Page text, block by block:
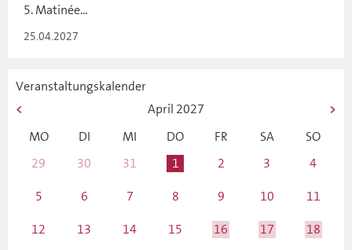
5. Matinée...
25.04.2027
Veranstaltungskalender
April 2027
MO
DI MI DO FR SA
SO
29
30 31 1 2 3
4
5
6 7 8 9 10
11
12
13 14 15 16 17
18